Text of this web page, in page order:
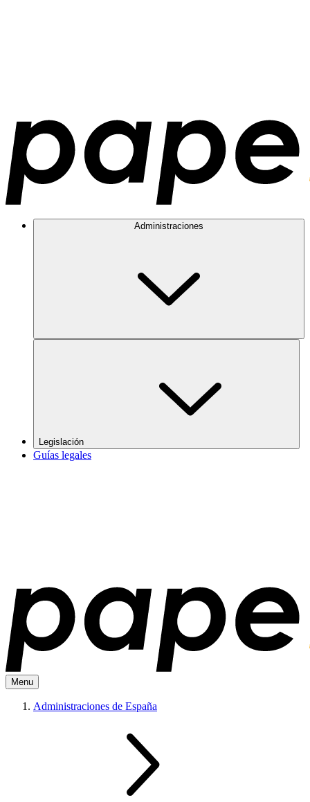
Administraciones
Legislación
Guías legales
Menu
Administraciones de España